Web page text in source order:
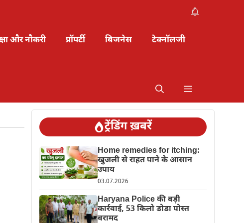
और नौकरी प्रॉपर्टी बिजनेस टेक्नॉलजी
ट्रेंडिंग ख़बरें
Home remedies for itching:
खुजली से राहत पाने के आसान
उपाय
03.07.2026
Haryana Police की बड़ी
कार्रवाई, 53 किलो डोडा पोस्त
बरामद